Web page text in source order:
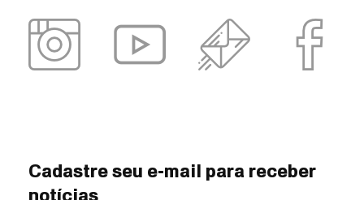
Cadastre seu e-mail para receber
notícias